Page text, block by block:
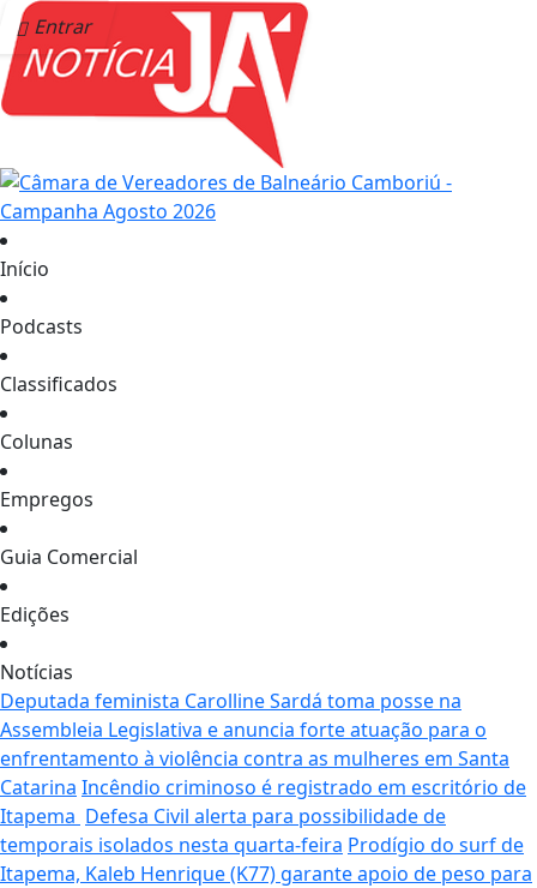
Entrar
Início
Podcasts
Classificados
Colunas
Empregos
Guia Comercial
Edições
Notícias
Deputada feminista Carolline Sardá toma posse na
Assembleia Legislativa e anuncia forte atuação para o
enfrentamento à violência contra as mulheres em Santa
Catarina Incêndio criminoso é registrado em escritório de
Itapema Defesa Civil alerta para possibilidade de
temporais isolados nesta quarta-feira Prodígio do surf de
Itapema, Kaleb Henrique (K77) garante apoio de peso para